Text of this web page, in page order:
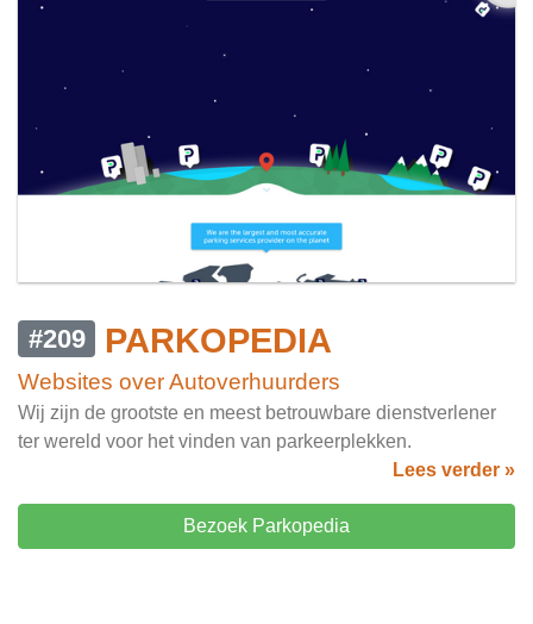
#209 PARKOPEDIA
Websites over Autoverhuurders
Wij zijn de grootste en meest betrouwbare dienstverlener
ter wereld voor het vinden van parkeerplekken.
Lees verder »
Bezoek Parkopedia